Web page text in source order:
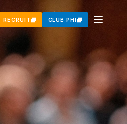
RECRUIT CLUB PHI